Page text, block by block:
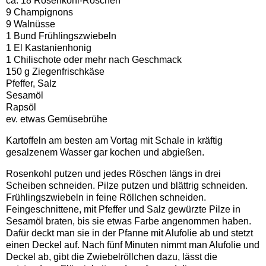
9 Champignons
9 Walnüsse
1 Bund Frühlingszwiebeln
1 El Kastanienhonig
1 Chilischote oder mehr nach Geschmack
150 g Ziegenfrischkäse
Pfeffer, Salz
Sesamöl
Rapsöl
ev. etwas Gemüsebrühe
Kartoffeln am besten am Vortag mit Schale in kräftig
gesalzenem Wasser gar kochen und abgießen.
Rosenkohl putzen und jedes Röschen längs in drei
Scheiben schneiden. Pilze putzen und blättrig schneiden.
Frühlingszwiebeln in feine Röllchen schneiden.
Feingeschnittene, mit Pfeffer und Salz gewürzte Pilze in
Sesamöl braten, bis sie etwas Farbe angenommen haben.
Dafür deckt man sie in der Pfanne mit Alufolie ab und stetzt
einen Deckel auf. Nach fünf Minuten nimmt man Alufolie und
Deckel ab, gibt die Zwiebelröllchen dazu, lässt die